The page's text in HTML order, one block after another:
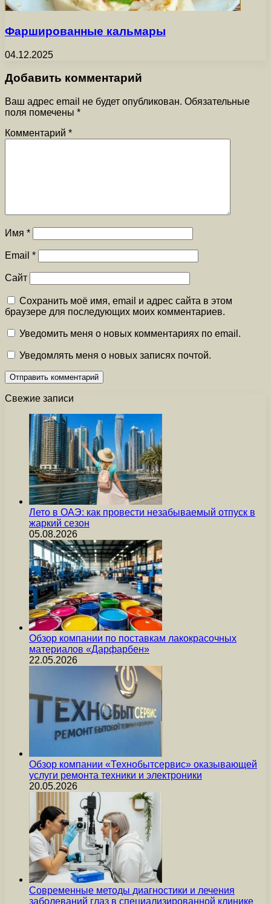
Фаршированные кальмары
04.12.2025
Добавить комментарий
Ваш адрес email не будет опубликован. Обязательные
поля помечены *
Комментарий *
Имя *
Email *
Сайт
Сохранить моё имя, email и адрес сайта в этом
браузере для последующих моих комментариев.
Уведомить меня о новых комментариях по email.
Уведомлять меня о новых записях почтой.
Свежие записи
Лето в ОАЭ: как провести незабываемый отпуск в
жаркий сезон
05.08.2026
Обзор компании по поставкам лакокрасочных
материалов «Дарфарбен»
22.05.2026
Обзор компании «Технобытсервис» оказывающей
услуги ремонта техники и электроники
20.05.2026
Современные методы диагностики и лечения
заболеваний глаз в специализированной клинике